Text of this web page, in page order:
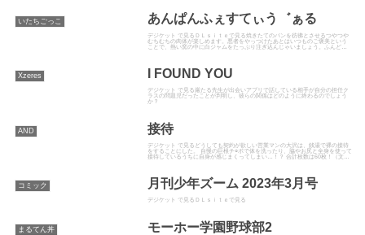
いたちごっこ あんぱんふぇすてぃう゛ぁる
デジケット で見るＤＬｓｉｔｅで見る焼きたてのパンを彷彿とさせるつやつや
むちむちの肉体が楽しめます。悪者をやっつけたあとはいつものご褒美という
ことで、熱い窯の中に白ジャムをたっぷり注ぎ込んじゃいましょう。ふんどし
Xzeres I FOUND YOU
デジケット で見る厳たる先生が出会いアプリで話している相手が自分の担任ク
ラスの問題児だったことが判明し、彼らの関係はどのように終わるのでしょう
か？
AND 接待
デジケット で見るどうしても契約が欲しい営業マンの大沢は、銭湯で裸の接待
をすることにした。 自慢の巨根チ○ポで体を洗ったり、脇やお尻と全身を使って
接待しているうちに自身が感じまくってしまい…！？ 合計枚数は60枚！（文字
コミック 月刊少年ズーム 2023年3月号
デジケット で見るＤＬｓｉｔｅで見る
まるてん丼 モーホー学園野球部2